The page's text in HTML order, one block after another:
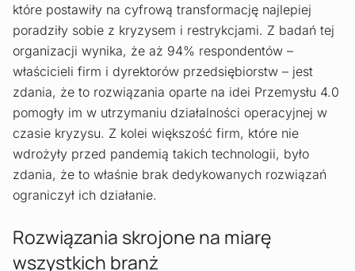
które postawiły na cyfrową transformację najlepiej
poradziły sobie z kryzysem i restrykcjami. Z badań tej
organizacji wynika, że aż 94% respondentów –
właścicieli firm i dyrektorów przedsiębiorstw – jest
zdania, że to rozwiązania oparte na idei Przemysłu 4.0
pomogły im w utrzymaniu działalności operacyjnej w
czasie kryzysu. Z kolei większość firm, które nie
wdrożyły przed pandemią takich technologii, było
zdania, że to właśnie brak dedykowanych rozwiązań
ograniczył ich działanie.
Rozwiązania skrojone na miarę
wszystkich branż